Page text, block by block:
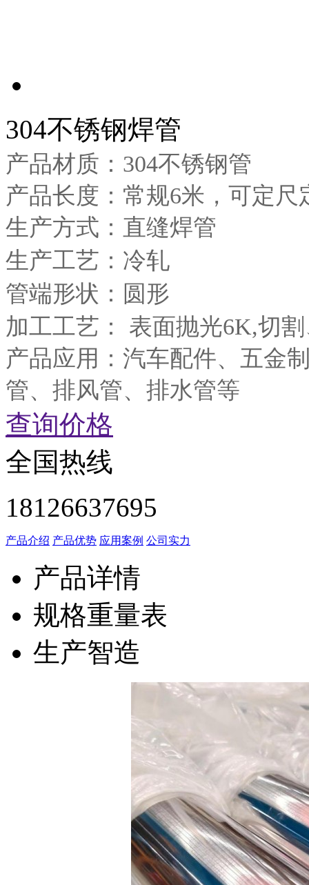
304不锈钢焊管
产品材质：304不锈钢管
产品长度：常规6米，可定尺
生产方式：直缝焊管
生产工艺：冷轧
管端形状：圆形
加工工艺： 表面抛光6K,切
产品应用：汽车配件、五金
管、排风管、排水管等
查询价格
全国热线
18126637695
产品介绍 产品优势 应用案例 公司实力
产品详情
规格重量表
生产智造